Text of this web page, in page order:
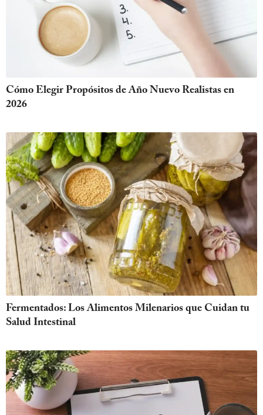
Cómo Elegir Propósitos de Año Nuevo Realistas en
2026
Fermentados: Los Alimentos Milenarios que Cuidan tu
Salud Intestinal